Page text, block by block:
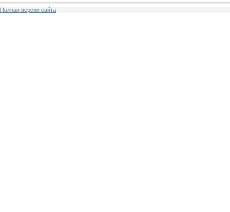
Полная версия сайта